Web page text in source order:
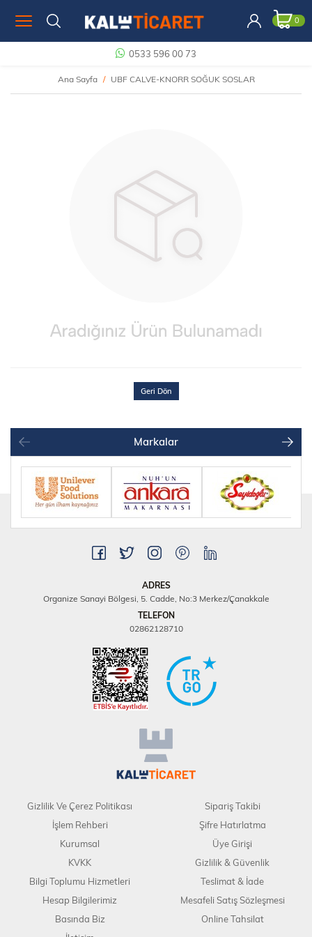
0
0533 596 00 73
Ana Sayfa UBF CALVE-KNORR SOĞUK SOSLAR
Geri Dön
Markalar
ADRES
Organize Sanayi Bölgesi, 5. Cadde, No:3 Merkez/Çanakkale
TELEFON
02862128710
Gizlilik Ve Çerez Politikası
İşlem Rehberi
Kurumsal
KVKK
Bilgi Toplumu Hizmetleri
Hesap Bilgilerimiz
Basında Biz
Sipariş Takibi
Şifre Hatırlatma
Üye Girişi
Gizlilik & Güvenlik
Teslimat & İade
Mesafeli Satış Sözleşmesi
Online Tahsilat